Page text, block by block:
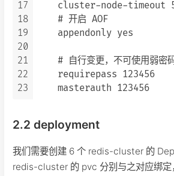
17
18
19
20
21
22
23
cluster-node-timeout
    # 开启 AOF
    appendonly yes
# 自行变更，不可使用弱密
    requirepass 123456
    masterauth 123456
2.2 deployment
我们需要创建 6 个 redis-cluster 的
redis-cluster 的 pvc 分别与之对应绑定